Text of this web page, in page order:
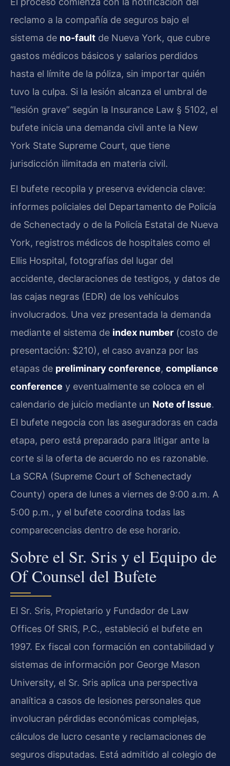
reclamo a la compañía de seguros bajo el
sistema de no-fault de Nueva York, que cubre
gastos médicos básicos y salarios perdidos
hasta el límite de la póliza, sin importar quién
tuvo la culpa. Si la lesión alcanza el umbral de
“lesión grave” según la Insurance Law § 5102, el
bufete inicia una demanda civil ante la New
York State Supreme Court, que tiene
jurisdicción ilimitada en materia civil.
El bufete recopila y preserva evidencia clave:
informes policiales del Departamento de Policía
de Schenectady o de la Policía Estatal de Nueva
York, registros médicos de hospitales como el
Ellis Hospital, fotografías del lugar del
accidente, declaraciones de testigos, y datos de
las cajas negras (EDR) de los vehículos
involucrados. Una vez presentada la demanda
mediante el sistema de index number (costo de
presentación: $210), el caso avanza por las
etapas de preliminary conference, compliance
conference y eventualmente se coloca en el
calendario de juicio mediante un Note of Issue.
El bufete negocia con las aseguradoras en cada
etapa, pero está preparado para litigar ante la
corte si la oferta de acuerdo no es razonable.
La SCRA (Supreme Court of Schenectady
County) opera de lunes a viernes de 9:00 a.m. A
5:00 p.m., y el bufete coordina todas las
comparecencias dentro de ese horario.
Sobre el Sr. Sris y el Equipo de
Of Counsel del Bufete
El Sr. Sris, Propietario y Fundador de Law
Offices Of SRIS, P.C., estableció el bufete en
1997. Ex fiscal con formación en contabilidad y
sistemas de información por George Mason
University, el Sr. Sris aplica una perspectiva
analítica a casos de lesiones personales que
involucran pérdidas económicas complejas,
cálculos de lucro cesante y reclamaciones de
seguros disputadas. Está admitido al colegio de